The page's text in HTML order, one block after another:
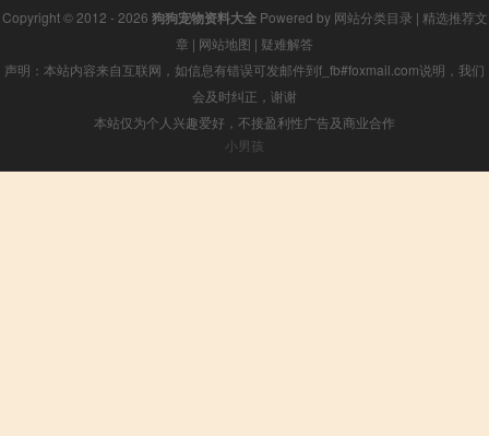
Copyright © 2012 - 2026 狗狗宠物资料大全Powered by 网站分类目录 | 精选推荐文
章 | 网站地图 | 疑难解答
声明：本站内容来自互联网，如信息有错误可发邮件到f_fb#foxmail.com说明，我们
会及时纠正，谢谢
本站仅为个人兴趣爱好，不接盈利性广告及商业合作
小男孩